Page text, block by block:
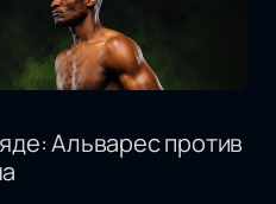
Альварес против